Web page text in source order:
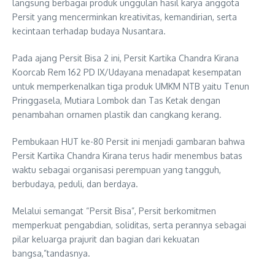
langsung berbagai produk unggulan hasil karya anggota
Persit yang mencerminkan kreativitas, kemandirian, serta
kecintaan terhadap budaya Nusantara.
Pada ajang Persit Bisa 2 ini, Persit Kartika Chandra Kirana
Koorcab Rem 162 PD IX/Udayana menadapat kesempatan
untuk memperkenalkan tiga produk UMKM NTB yaitu Tenun
Pringgasela, Mutiara Lombok dan Tas Ketak dengan
penambahan ornamen plastik dan cangkang kerang.
Pembukaan HUT ke-80 Persit ini menjadi gambaran bahwa
Persit Kartika Chandra Kirana terus hadir menembus batas
waktu sebagai organisasi perempuan yang tangguh,
berbudaya, peduli, dan berdaya.
Melalui semangat “Persit Bisa”, Persit berkomitmen
memperkuat pengabdian, soliditas, serta perannya sebagai
pilar keluarga prajurit dan bagian dari kekuatan
bangsa,”tandasnya.